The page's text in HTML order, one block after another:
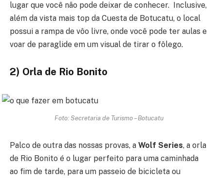
lugar que você não pode deixar de conhecer. Inclusive,
além da vista mais top da Cuesta de Botucatu, o local
possui a rampa de vôo livre, onde você pode ter aulas e
voar de paraglide em um visual de tirar o fôlego.
2) Orla de Rio Bonito
Foto: Secretaria de Turismo – Botucatu
Palco de outra das nossas provas, a Wolf Series, a orla
de Rio Bonito é o lugar perfeito para uma caminhada
ao fim de tarde, para um passeio de bicicleta ou